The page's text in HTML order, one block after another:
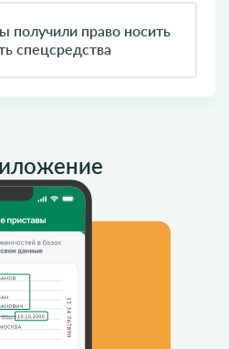
получили право носить
спецсредства